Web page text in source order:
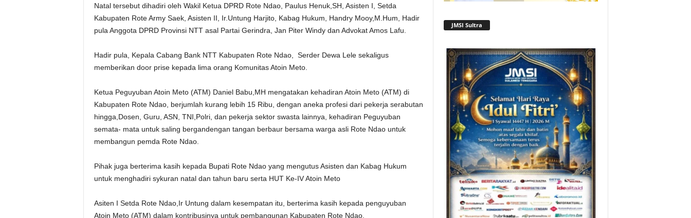
Natal tersebut dihadiri oleh Wakil Ketua DPRD Rote Ndao, Paulus Henuk,SH, Asisten I, Setda
Kabupaten Rote Army Saek, Asisten II, Ir.Untung Harjito, Kabag Hukum, Handry Mooy,M.Hum, Hadir
pula Anggota DPRD Provinsi NTT asal Partai Gerindra, Jan Piter Windy dan Advokat Amos Lafu.
Hadir pula, Kepala Cabang Bank NTT Kabupaten Rote Ndao, Serder Dewa Lele sekaligus
memberikan door prise kepada lima orang Komunitas Atoin Meto.
Ketua Peguyuban Atoin Meto (ATM) Daniel Babu,MH mengatakan kehadiran Atoin Meto (ATM) di
Kabupaten Rote Ndao, berjumlah kurang lebih 15 Ribu, dengan aneka profesi dari pekerja serabutan
hingga,Dosen, Guru, ASN, TNI,Polri, dan pekerja sektor swasta lainnya, kehadiran Peguyuban
semata- mata untuk saling bergandengan tangan berbaur bersama warga asli Rote Ndao untuk
membangun pemda Rote Ndao.
Pihak juga berterima kasih kepada Bupati Rote Ndao yang mengutus Asisten dan Kabag Hukum
untuk menghadiri sykuran natal dan tahun baru serta HUT Ke-IV Atoin Meto
Asiten I Setda Rote Ndao,Ir Untung dalam kesempatan itu, berterima kasih kepada penguyuban
Atoin Meto (ATM) dalam kontribusinya untuk pembangunan Kabupaten Rote Ndao.
JMSI Sultra